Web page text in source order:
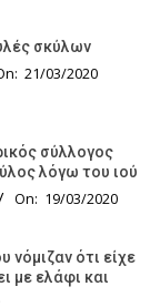
σκύλων
21/03/2020
σύλλογος
λόγω του ιού
On: 19/03/2020
νόμιζαν ότι είχε
με ελάφι και